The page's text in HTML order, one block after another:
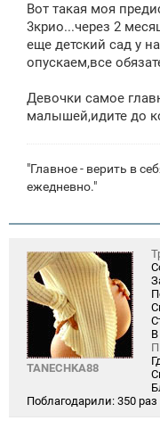
Вот такая моя
3крио...через 2
еще детский сад у
опускаем,все
Девочки самое
малышей,идите до
"Главное - верить в
ежедневно."
TANECHKA88
Поблагодарили: 350 раз